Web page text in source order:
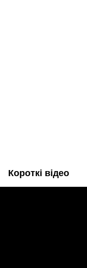
Короткі відео